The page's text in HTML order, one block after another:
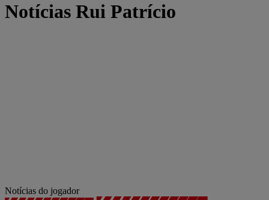
Notícias Rui Patrício
Notícias do jogador